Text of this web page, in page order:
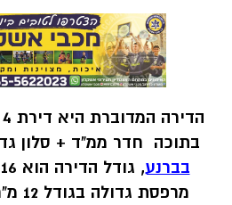
בתוכה חדר ממ"ד + סלון
בברנע